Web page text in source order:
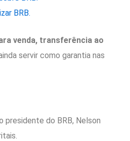
BRB.
venda, transferência ao
servir como garantia nas
presidente do BRB, Nelson